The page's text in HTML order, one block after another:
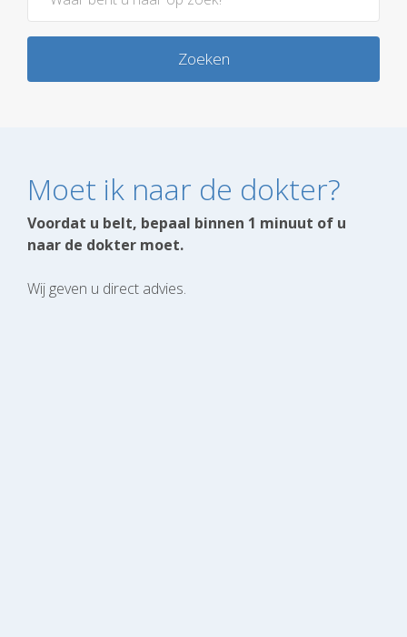
Zoeken
Moet ik naar de dokter?
Voordat u belt, bepaal binnen 1 minuut of u
naar de dokter moet.
Wij geven u direct advies.